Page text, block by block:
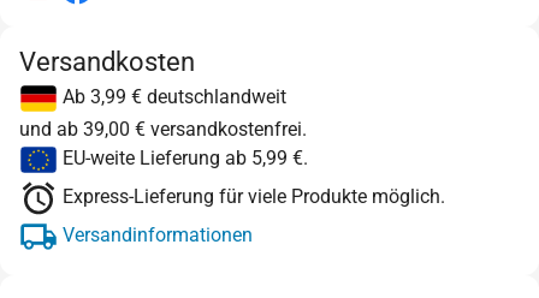
Versandkosten
Ab 3,99 € deutschlandweit
und ab 39,00 € versandkostenfrei.
EU-weite Lieferung ab 5,99 €.
Express-Lieferung für viele Produkte möglich.
Versandinformationen